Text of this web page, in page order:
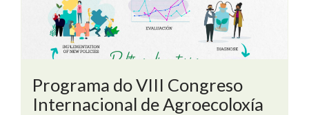
Programa do VIII Congreso
Internacional de Agroecoloxía